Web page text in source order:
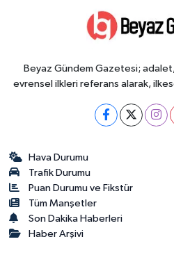
Beyaz Gündem Gazetesi;
evrensel ilkleri referans alarak,
Hava Durumu
Trafik Durumu
Puan Durumu ve Fikstür
Tüm Manşetler
Son Dakika Haberleri
Haber Arşivi